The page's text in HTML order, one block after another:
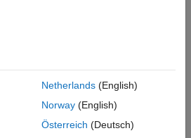
びメッセージの検査と変更
C または C++ コードの生成
ョンを解析して設計の矛盾を確認する
Netherlands(English)
Norway(English)
Österreich (Deutsch)